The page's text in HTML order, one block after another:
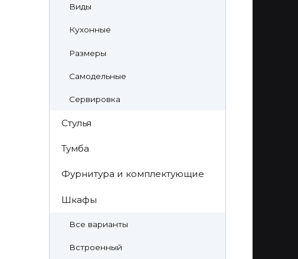
Виды
Кухонные
Размеры
Самодельные
Сервировка
Стулья
Тумба
Фурнитура и комплектующие
Шкафы
Все варианты
Встроенный